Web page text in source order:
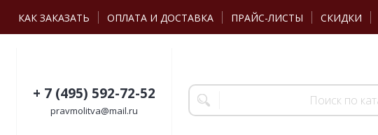
КАК ЗАКАЗАТЬ ОПЛАТА И ДОСТАВКА ПРАЙС-ЛИСТЫ СКИДКИ
+ 7 (495) 592-72-52
pravmolitva@mail.ru